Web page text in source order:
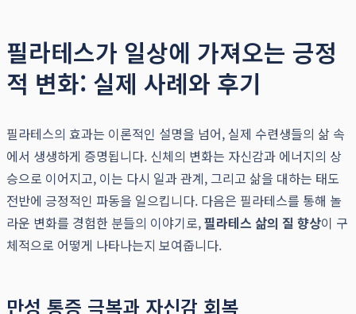
필라테스가 일상에 가져오는 긍정
적 변화: 실제 사례와 후기
필라테스의 효과는 이론적인 설명을 넘어, 실제 수련생들의 삶 속
에서 생생하게 증명됩니다. 신체의 변화는 자신감과 에너지의 상
승으로 이어지고, 이는 다시 일과 관계, 그리고 삶을 대하는 태도
전반에 긍정적인 파동을 일으킵니다. 다음은 필라테스를 통해 놀
라운 변화를 경험한 분들의 이야기로,필라테스 삶의 질 향상이 구
체적으로 어떻게 나타나는지 보여줍니다.
만성 통증 극복과 자신감 회복